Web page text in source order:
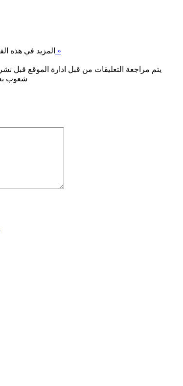
المزيد في هذه (698) تابع المجئ الثاني للمسيح »
يتم مراجعة التعليقات من قبل ادارة الموقع قبل
شعوب